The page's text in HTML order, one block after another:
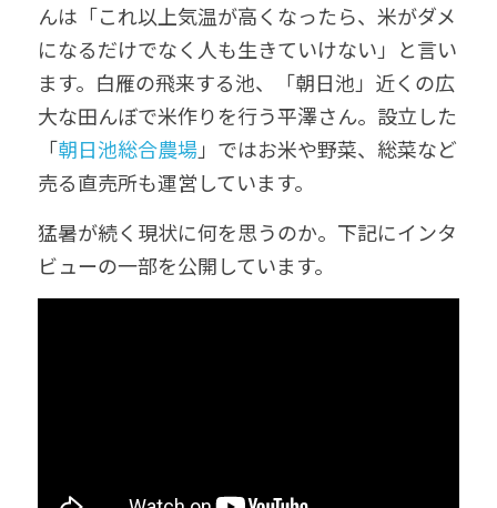
んは「これ以上気温が高くなったら、米がダメ
になるだけでなく人も生きていけない」と言い
ます。白雁の飛来する池、「朝日池」近くの広
大な田んぼで米作りを行う平澤さん。設立した
「朝日池総合農場」ではお米や野菜、総菜など
売る直売所も運営しています。
猛暑が続く現状に何を思うのか。下記にインタ
ビューの一部を公開しています。